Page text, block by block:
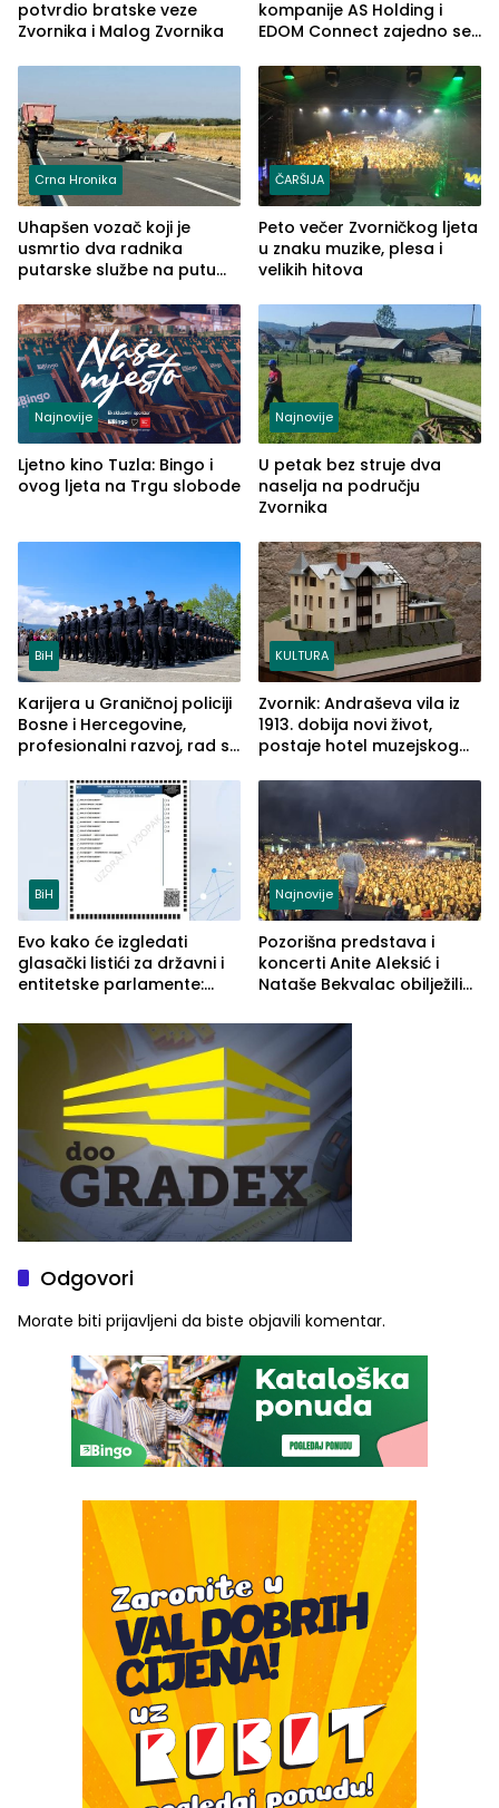
potvrdio bratske veze
Zvornika i Malog Zvornika
kompanije AS Holding i
EDOM Connect zajedno se
Crna Hronika
Uhapšen vozač koji je
usmrtio dva radnika
putarske službe na putu
(FOTO)
ČARŠIJA
Peto večer Zvorničkog ljeta
u znaku muzike, plesa i
velikih hitova
Najnovije
Ljetno kino Tuzla: Bingo i
ovog ljeta na Trgu slobode
Najnovije
U petak bez struje dva
naselja na području
Zvornika
BiH
Karijera u Graničnoj policiji
Bosne i Hercegovine,
profesionalni razvoj, rad sa
služba građanima
KULTURA
Zvornik: Andraševa vila iz
1913. dobija novi život,
postaje hotel muzejskog
BiH
Evo kako će izgledati
glasački listići za državni i
entitetske parlamente:
vidljive na njima
Najnovije
Pozorišna predstava i
koncerti Anite Aleksić i
Nataše Bekvalac obilježili
ljeta (FOTO)
Odgovori
Morate biti prijavljeni da biste objavili komentar.